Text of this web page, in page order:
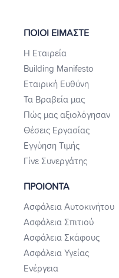
ΠΟΙΟΙ ΕΙΜΑΣΤΕ
Η Εταιρεία
Building Manifesto
Εταιρική Ευθύνη
Τα Βραβεία μας
Πώς μας αξιολόγησαν
Θέσεις Εργασίας
Εγγύηση Τιμής
Γίνε Συνεργάτης
ΠΡΟΙΟΝΤΑ
Ασφάλεια Αυτοκινήτου
Ασφάλεια Σπιτιού
Ασφάλεια Σκάφους
Ασφάλεια Υγείας
Ενέργεια